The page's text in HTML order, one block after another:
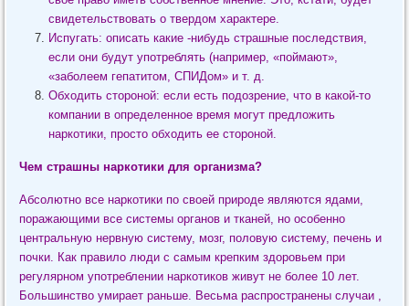
свидетельствовать о твердом характере.
Испугать: описать какие -нибудь страшные последствия,
если они будут употреблять (например, «поймают»,
«заболеем гепатитом, СПИДом» и т. д.
Обходить стороной: если есть подозрение, что в какой-то
компании в определенное время могут предложить
наркотики, просто обходить ее стороной.
Чем страшны наркотики для организма?
Абсолютно все наркотики по своей природе являются ядами,
поражающими все системы органов и тканей, но особенно
центральную нервную систему, мозг, половую систему, печень и
почки. Как правило люди с самым крепким здоровьем при
регулярном употреблении наркотиков живут не более 10 лет.
Большинство умирает раньше. Весьма распространены случаи ,